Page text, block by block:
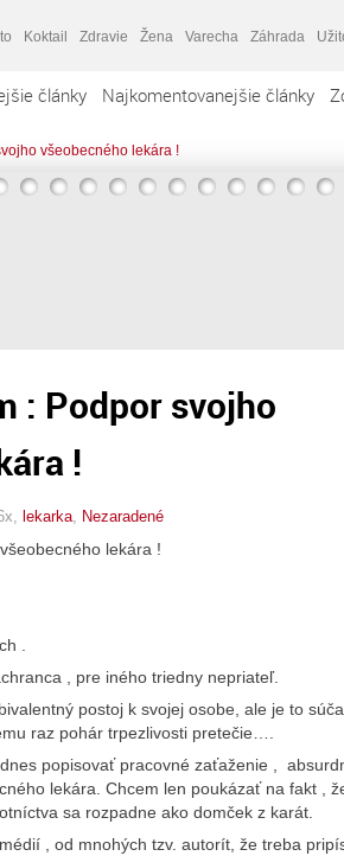
Koktail Zdravie Žena Varecha Záhrada
články Najkomentovanejšie články
všeobecného lekára !
: Podpor svojho
!
lekarka Nezaradené
lekára !
.
, pre iného triedny nepriateľ.
postoj k svojej osobe, ale je to
raz pohár trpezlivosti pretečie….
popisovať pracovné zaťaženie ,
lekára. Chcem len poukázať na fakt ,
sa rozpadne ako domček z karát.
, od mnohých tzv. autorít, že treba